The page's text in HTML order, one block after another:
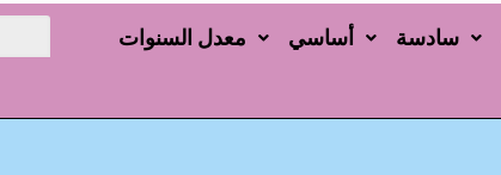
معدل السنوات أساسي سادسة